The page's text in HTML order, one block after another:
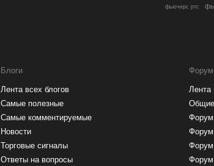
фьючерс ртс
Блоги
Лента всех блогов
Самые полезные
Самые комментируемые
Новости
Торговые сигналы
Ответы на вопросы
Лента
Форум
Форум
Форум